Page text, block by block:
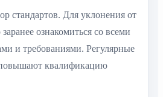
стандартов. Для уклонения от
ознакомиться со всеми
и требованиями. Регулярные
квалификацию